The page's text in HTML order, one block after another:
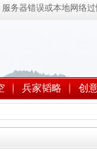
兵家韬略 创